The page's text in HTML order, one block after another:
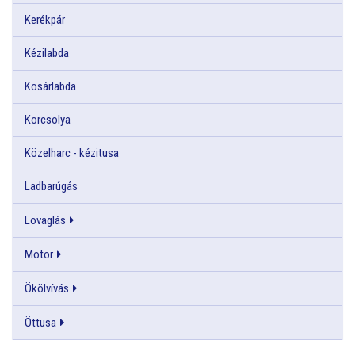
Kerékpár
Kézilabda
Kosárlabda
Korcsolya
Közelharc - kézitusa
Ladbarúgás
Lovaglás
Motor
Ökölvívás
Öttusa